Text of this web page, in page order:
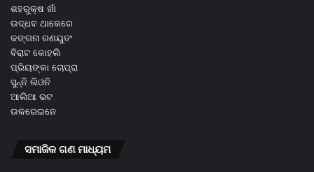
ଶହରୁକ୍ଷ ଖାଁ
ଉଦ୍ଧବ ଥାକେରେ
କଙ୍ଗନା ରଣୟୁତଂ
ବିରାଟ କୋହଲି
ପ୍ରିୟଙ୍କା ଚୋପ୍ରା
ସୁନ୍ନି ଲିଓନି
ଆଲିଆ ଭଟ
ଉକରେଇନେ
ସମାଜିକ ଗଣ ମାଧ୍ୟମ